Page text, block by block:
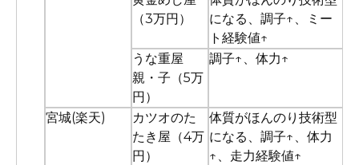
（3万円）
になる、調子↑、ミー
ト経験値↑
うな重屋
親・子（5万
円）
調子↑、体力↑
宮城(楽天)
カツオのた
たき屋（4万
円）
体質がほんのり技術型
になる、調子↑、体力
↑、走力経験値↑